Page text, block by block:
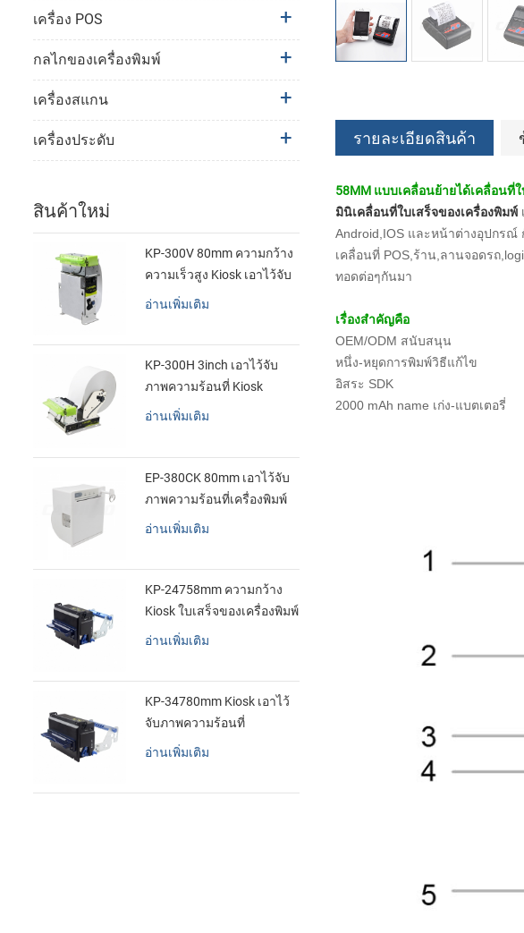
รายละเอียดสินค้า
58MM แบบเคลื่อนย้ายได้เคลื่อน
มินิเคลื่อนที่ใบเสร็จของเครื่องพิมพ์
Android,IOS และหน้าต่างอุปกรณ์
เคลื่อนที่ POS,ร้าน,ลานจอดรถ
ทอดต่อๆกันมา
เรื่องสำคัญคือ
OEM/ODM สนับสนุน
หนึ่ง-หยุดการพิมพ์วิธีแก้ไข
อิสระ SDK
2000 mAh name เก่ง-แบตเตอรี่
เครื่อง POS
กลไกของเครื่องพิมพ์
เครื่องสแกน
เครื่องประดับ
สินค้าใหม่
KP-300V 80mm ความกว้าง
ความเร็วสูง Kiosk เอาไว้จับ
ภาพความร้อนที่เครื่องพิมพ์
อ่านเพิ่มเติม
KP-300H 3inch เอาไว้จับ
ภาพความร้อนที่ Kiosk
เครื่องพิมพ์ศูนย์ควบคุม kde
อ่านเพิ่มเติม
EP-380CK 80mm เอาไว้จับ
ภาพความร้อนที่เครื่องพิมพ์
ด้วปิดล็อค
อ่านเพิ่มเติม
KP-24758mm ความกว้าง
Kiosk ใบเสร็จของเครื่องพิมพ์
อ่านเพิ่มเติม
KP-34780mm Kiosk เอาไว้
จับภาพความร้อนที่
เครื่องพิมพ์
อ่านเพิ่มเติม